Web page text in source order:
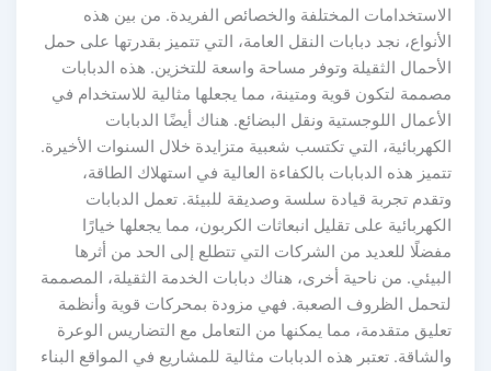
الاستخدامات المختلفة والخصائص الفريدة. من بين هذه
الأنواع، نجد دبابات النقل العامة، التي تتميز بقدرتها على حمل
الأحمال الثقيلة وتوفر مساحة واسعة للتخزين. هذه الدبابات
مصممة لتكون قوية ومتينة، مما يجعلها مثالية للاستخدام في
الأعمال اللوجستية ونقل البضائع. هناك أيضًا الدبابات
الكهربائية، التي تكتسب شعبية متزايدة خلال السنوات الأخيرة.
تتميز هذه الدبابات بالكفاءة العالية في استهلاك الطاقة،
وتقدم تجربة قيادة سلسة وصديقة للبيئة. تعمل الدبابات
الكهربائية على تقليل انبعاثات الكربون، مما يجعلها خيارًا
مفضلًا للعديد من الشركات التي تتطلع إلى الحد من أثرها
البيئي. من ناحية أخرى، هناك دبابات الخدمة الثقيلة، المصممة
لتحمل الظروف الصعبة. فهي مزودة بمحركات قوية وأنظمة
تعليق متقدمة، مما يمكنها من التعامل مع التضاريس الوعرة
والشاقة. تعتبر هذه الدبابات مثالية للمشاريع في المواقع البناء